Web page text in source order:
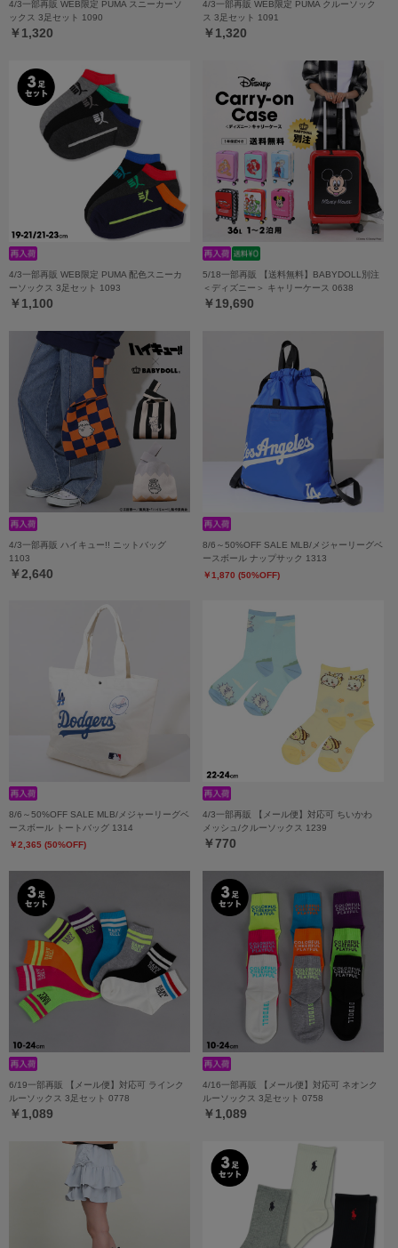
4/3一部再販 WEB限定 PUMA スニーカーソ
ックス 3足セット 1090
￥1,320
4/3一部再販 WEB限定 PUMA クルーソック
ス 3足セット 1091
￥1,320
4/3一部再販 WEB限定 PUMA 配色スニーカ
ーソックス 3足セット 1093
￥1,100
5/18一部再販 【送料無料】BABYDOLL別注
＜ディズニー＞ キャリーケース 0638
￥19,690
4/3一部再販 ハイキュー!! ニットバッグ
1103
￥2,640
8/6～50%OFF SALE MLB/メジャーリーグベ
ースボール ナップサック 1313
￥1,870 (50%OFF)
8/6～50%OFF SALE MLB/メジャーリーグベ
ースボール トートバッグ 1314
￥2,365 (50%OFF)
4/3一部再販 【メール便】対応可 ちいかわ
メッシュ/クルーソックス 1239
￥770
6/19一部再販 【メール便】対応可 ラインク
ルーソックス 3足セット 0778
￥1,089
4/16一部再販 【メール便】対応可 ネオンク
ルーソックス 3足セット 0758
￥1,089